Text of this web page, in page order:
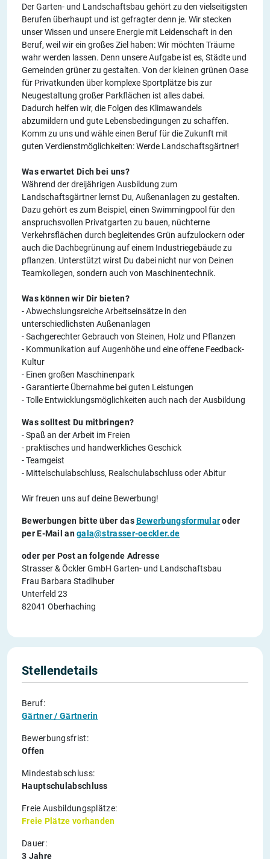
Der Garten- und Landschaftsbau gehört zu den vielseitigsten
Berufen überhaupt und ist gefragter denn je. Wir stecken
unser Wissen und unsere Energie mit Leidenschaft in den
Beruf, weil wir ein großes Ziel haben: Wir möchten Träume
wahr werden lassen. Denn unsere Aufgabe ist es, Städte und
Gemeinden grüner zu gestalten. Von der kleinen grünen Oase
für Privatkunden über komplexe Sportplätze bis zur
Neugestaltung großer Parkflächen ist alles dabei.
Dadurch helfen wir, die Folgen des Klimawandels
abzumildern und gute Lebensbedingungen zu schaffen.
Komm zu uns und wähle einen Beruf für die Zukunft mit
guten Verdienstmöglichkeiten: Werde Landschaftsgärtner!
Was erwartet Dich bei uns?
Während der dreijährigen Ausbildung zum
Landschaftsgärtner lernst Du, Außenanlagen zu gestalten.
Dazu gehört es zum Beispiel, einen Swimmingpool für den
anspruchsvollen Privatgarten zu bauen, nüchterne
Verkehrsflächen durch begleitendes Grün aufzulockern oder
auch die Dachbegrünung auf einem Industriegebäude zu
pflanzen. Unterstützt wirst Du dabei nicht nur von Deinen
Teamkollegen, sondern auch von Maschinentechnik.
Was können wir Dir bieten?
- Abwechslungsreiche Arbeitseinsätze in den
unterschiedlichsten Außenanlagen
- Sachgerechter Gebrauch von Steinen, Holz und Pflanzen
- Kommunikation auf Augenhöhe und eine offene Feedback-
Kultur
- Einen großen Maschinenpark
- Garantierte Übernahme bei guten Leistungen
- Tolle Entwicklungsmöglichkeiten auch nach der Ausbildung
Was solltest Du mitbringen?
- Spaß an der Arbeit im Freien
- praktisches und handwerkliches Geschick
- Teamgeist
- Mittelschulabschluss, Realschulabschluss oder Abitur
Wir freuen uns auf deine Bewerbung!
Bewerbungen bitte über dasBewerbungsformular oder
per E-Mail angala@strasser-oeckler.de
oder per Post an folgende Adresse
Strasser & Öckler GmbH Garten- und Landschaftsbau
Frau Barbara Stadlhuber
Unterfeld 23
82041 Oberhaching
Stellendetails
Beruf:
Gärtner / Gärtnerin
Bewerbungsfrist:
Offen
Mindestabschluss:
Hauptschulabschluss
Freie Ausbildungsplätze:
Freie Plätze vorhanden
Dauer:
3 Jahre